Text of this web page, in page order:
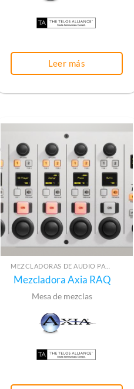
Leer más
Mezcladora Axia RAQ
Mesa de mezclas